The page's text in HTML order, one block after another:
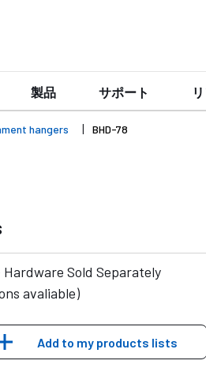
製品 サポート
hangers BHD-78
Sold Separately
avaliable)
Add to my products lists